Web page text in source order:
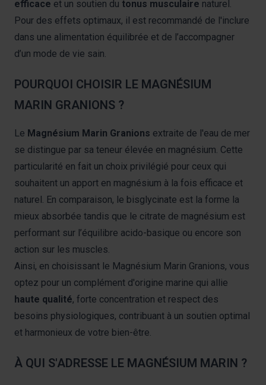
efficace et un soutien du tonus musculaire naturel.
Pour des effets optimaux, il est recommandé de l'inclure
dans une alimentation équilibrée et de l’accompagner
d’un mode de vie sain.
POURQUOI CHOISIR LE MAGNÉSIUM
MARIN GRANIONS ?
Le Magnésium Marin Granions extraite de l'eau de mer
se distingue par sa teneur élevée en magnésium. Cette
particularité en fait un choix privilégié pour ceux qui
souhaitent un apport en magnésium à la fois efficace et
naturel. En comparaison, le bisglycinate est la forme la
mieux absorbée tandis que le citrate de magnésium est
performant sur l’équilibre acido-basique ou encore son
action sur les muscles.
Ainsi, en choisissant le Magnésium Marin Granions, vous
optez pour un complément d'origine marine qui allie
haute qualité, forte concentration et respect des
besoins physiologiques, contribuant à un soutien optimal
et harmonieux de votre bien-être.
À QUI S'ADRESSE LE MAGNÉSIUM MARIN ?